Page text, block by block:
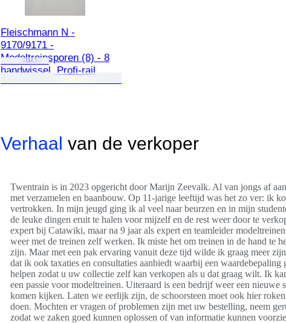
Fleischmann N -
9170/9171 -
Modeltreinsporen (8) - 8
handwissel, Profi-rail
Verhaal van de verkoper
Twentrain is in 2023 opgericht door Marijn Zeevalk. Al van jongs af
met verzamelen en baanbouw. Op 11-jarige leeftijd was het zo ver: ik
vertrokken. In mijn jeugd ging ik al veel naar beurzen en in mijn
de leuke dingen eruit te halen voor mijzelf en de rest weer door te
expert bij Catawiki, maar na 9 jaar als expert en teamleider
weer met de treinen zelf werken. Ik miste het om treinen in de hand te
zijn. Maar met een pak ervaring vanuit deze tijd wilde ik graag meer
dat ik ook taxaties en consultaties aanbiedt waarbij een
helpen zodat u uw collectie zelf kan verkopen als u dat graag wilt. Ik
een passie voor modeltreinen. Uiteraard is een bedrijf weer een
komen kijken. Laten we eerlijk zijn, de schoorsteen moet ook hier
doen. Mochten er vragen of problemen zijn met uw bestelling, neem
zodat we zaken goed kunnen oplossen of van informatie kunnen